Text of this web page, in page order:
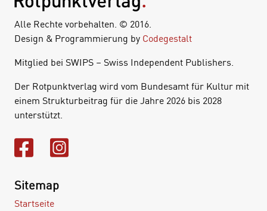
Alle Rechte vorbehalten. © 2016.
Design & Programmierung by Codegestalt
Mitglied bei SWIPS – Swiss Independent Publishers.
Der Rotpunktverlag wird vom Bundesamt für Kultur mit
einem Strukturbeitrag für die Jahre 2026 bis 2028
unterstützt.
Sitemap
Startseite